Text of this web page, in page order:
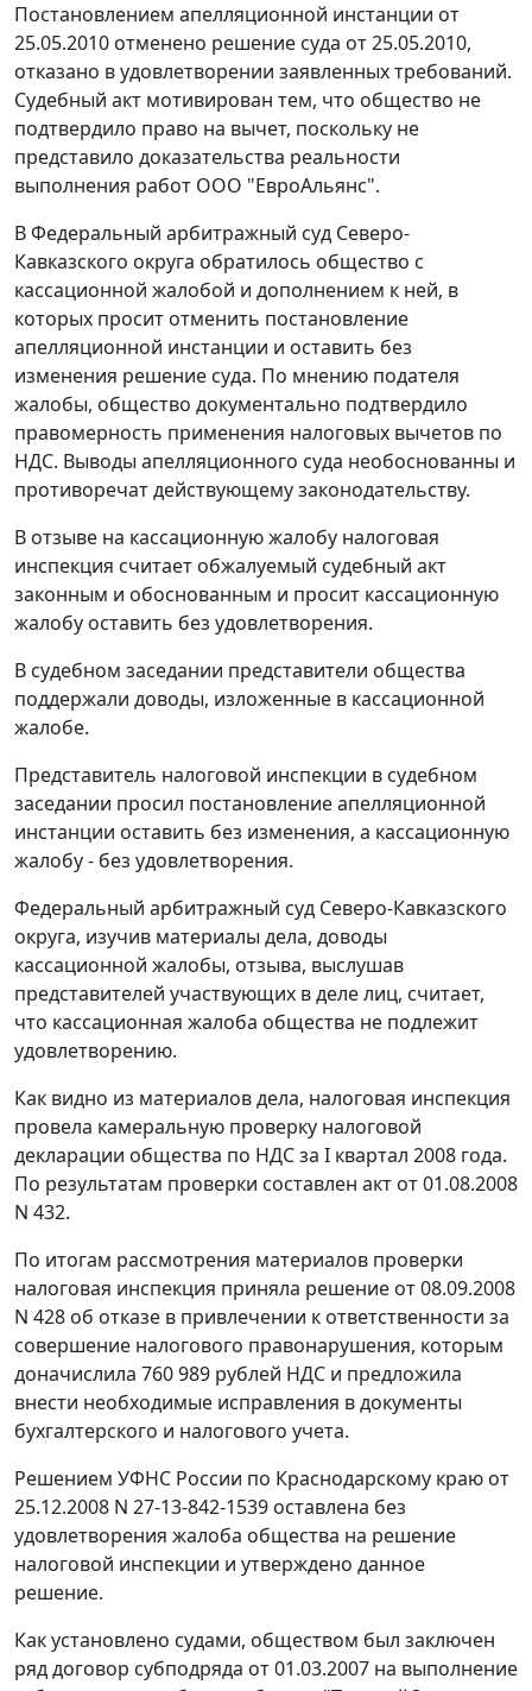
Постановлением апелляционной инстанции от
25.05.2010 отменено решение суда от 25.05.2010,
отказано в удовлетворении заявленных требований.
Судебный акт мотивирован тем, что общество не
подтвердило право на вычет, поскольку не
представило доказательства реальности
выполнения работ ООО "ЕвроАльянс".
В Федеральный арбитражный суд Северо-
Кавказского округа обратилось общество с
кассационной жалобой и дополнением к ней, в
которых просит отменить постановление
апелляционной инстанции и оставить без
изменения решение суда. По мнению подателя
жалобы, общество документально подтвердило
правомерность применения налоговых вычетов по
НДС. Выводы апелляционного суда необоснованны и
противоречат действующему законодательству.
В отзыве на кассационную жалобу налоговая
инспекция считает обжалуемый судебный акт
законным и обоснованным и просит кассационную
жалобу оставить без удовлетворения.
В судебном заседании представители общества
поддержали доводы, изложенные в кассационной
жалобе.
Представитель налоговой инспекции в судебном
заседании просил постановление апелляционной
инстанции оставить без изменения, а кассационную
жалобу - без удовлетворения.
Федеральный арбитражный суд Северо-Кавказского
округа, изучив материалы дела, доводы
кассационной жалобы, отзыва, выслушав
представителей участвующих в деле лиц, считает,
что кассационная жалоба общества не подлежит
удовлетворению.
Как видно из материалов дела, налоговая инспекция
провела камеральную проверку налоговой
декларации общества по НДС за I квартал 2008 года.
По результатам проверки составлен акт от 01.08.2008
N 432.
По итогам рассмотрения материалов проверки
налоговая инспекция приняла решение от 08.09.2008
N 428 об отказе в привлечении к ответственности за
совершение налогового правонарушения, которым
доначислила 760 989 рублей НДС и предложила
внести необходимые исправления в документы
бухгалтерского и налогового учета.
Решением УФНС России по Краснодарскому краю от
25.12.2008 N 27-13-842-1539 оставлена без
удовлетворения жалоба общества на решение
налоговой инспекции и утверждено данное
решение.
Как установлено судами, обществом был заключен
ряд договор субподряда от 01.03.2007 на выполнение